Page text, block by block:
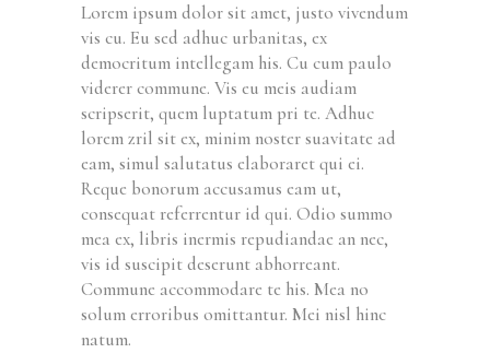
Lorem ipsum dolor sit amet, justo vivendum
vis cu. Eu sed adhuc urbanitas, ex
democritum intellegam his. Cu cum paulo
viderer commune. Vis eu meis audiam
scripserit, quem luptatum pri te. Adhuc
lorem zril sit ex, minim noster suavitate ad
eam, simul salutatus elaboraret qui ei.
Reque bonorum accusamus eam ut,
consequat referrentur id qui. Odio summo
mea ex, libris inermis repudiandae an nec,
vis id suscipit deserunt abhorreant.
Commune accommodare te his. Mea no
solum erroribus omittantur. Mei nisl hinc
natum.